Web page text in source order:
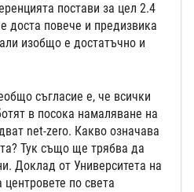
постави за цел 2.4
доста повече и предизвика
изобщо е достатъчно и
съгласие е, че всички
в посока намаляване на
net-zero. Какво означава
Тук също ще трябва да
Доклад от Университета на
по света